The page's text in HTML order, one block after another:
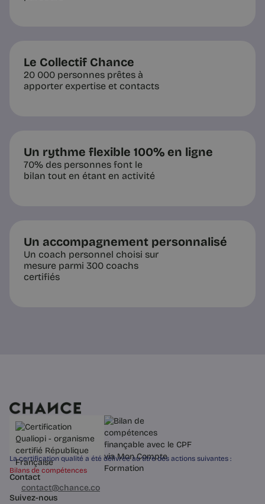
Le Collectif Chance
20 000 personnes prêtes à
apporter expertise et contacts
Un rythme flexible 100% en ligne
70% des personnes font le
bilan tout en étant en activité
Un accompagnement personnalisé
Un coach personnel choisi sur
mesure parmi 300 coachs
certifiés
La certification qualité a été délivrée au titre des actions suivantes :
Bilans de compétences
Contact
03 60 84 01 14
contact@chance.co
Suivez-nous